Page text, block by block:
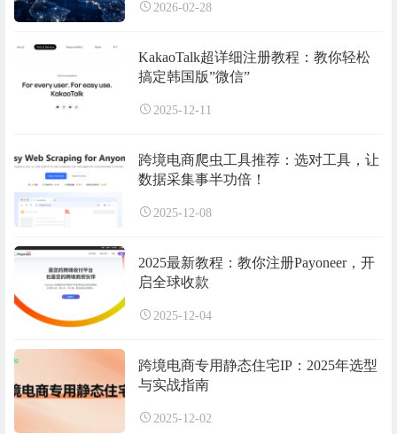
2026-02-28
KakaoTalk超详细注册教程：教你轻松
搞定韩国版”微信”
2025-12-11
跨境电商爬虫工具推荐：选对工具，让
数据采集事半功倍！
2025-12-08
2025最新教程：教你注册Payoneer，开
启全球收款
2025-12-04
跨境电商专用静态住宅IP：2025年选型
与实战指南
2025-12-02